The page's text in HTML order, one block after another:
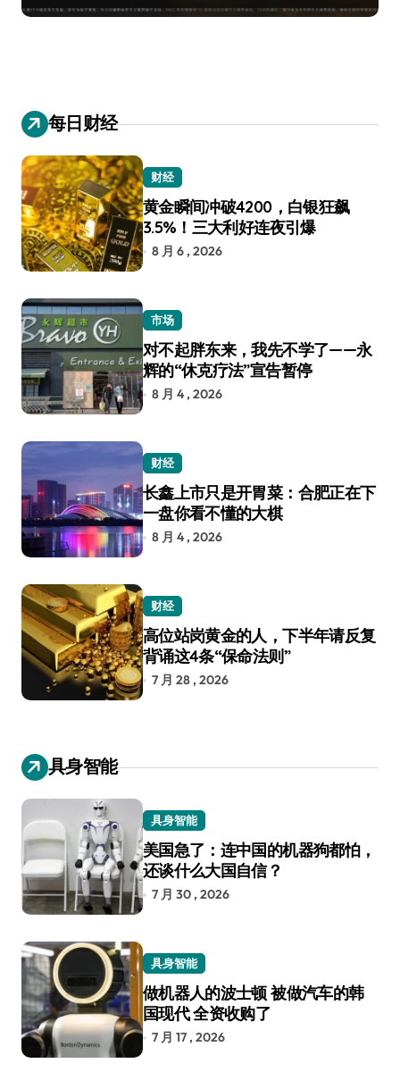
每日财经
财经
黄金瞬间冲破4200，白银狂飙
3.5%！三大利好连夜引爆
8 月 6 , 2026
市场
对不起胖东来，我先不学了——永
辉的“休克疗法”宣告暂停
8 月 4 , 2026
财经
长鑫上市只是开胃菜：合肥正在下
一盘你看不懂的大棋
8 月 4 , 2026
财经
高位站岗黄金的人，下半年请反复
背诵这4条“保命法则”
7 月 28 , 2026
具身智能
具身智能
美国急了：连中国的机器狗都怕，
还谈什么大国自信？
7 月 30 , 2026
具身智能
做机器人的波士顿 被做汽车的韩
国现代 全资收购了
7 月 17 , 2026